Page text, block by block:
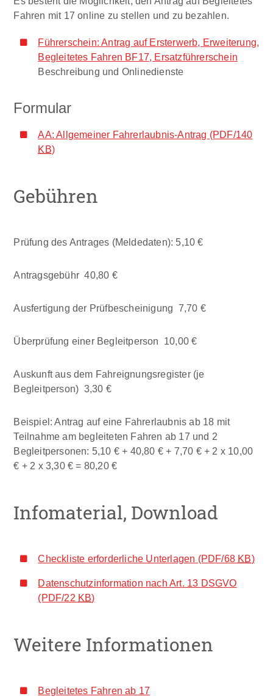
Fahren mit 17 online zu stellen und zu bezahlen.
Führerschein: Antrag auf Ersterwerb, Erweiterung,
Begleitetes Fahren BF17, Ersatzführerschein
Beschreibung und Onlinedienste
Formular
AA: Allgemeiner Fahrerlaubnis-Antrag (PDF/140
KB)
Gebühren
Prüfung des Antrages (Meldedaten): 5,10 €
Antragsgebühr 40,80 €
Ausfertigung der Prüfbescheinigung 7,70 €
Überprüfung einer Begleitperson 10,00 €
Auskunft aus dem Fahreignungsregister (je
Begleitperson) 3,30 €
Beispiel: Antrag auf eine Fahrerlaubnis ab 18 mit
Teilnahme am begleiteten Fahren ab 17 und 2
Begleitpersonen: 5,10 € + 40,80 € + 7,70 € + 2 x 10,00
€ + 2 x 3,30 € = 80,20 €
Infomaterial, Download
Checkliste erforderliche Unterlagen (PDF/68 KB)
Datenschutzinformation nach Art. 13 DSGVO
(PDF/22 KB)
Weitere Informationen
Begleitetes Fahren ab 17